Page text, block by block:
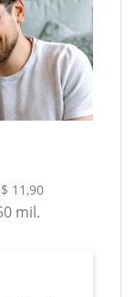
11,90
mil.